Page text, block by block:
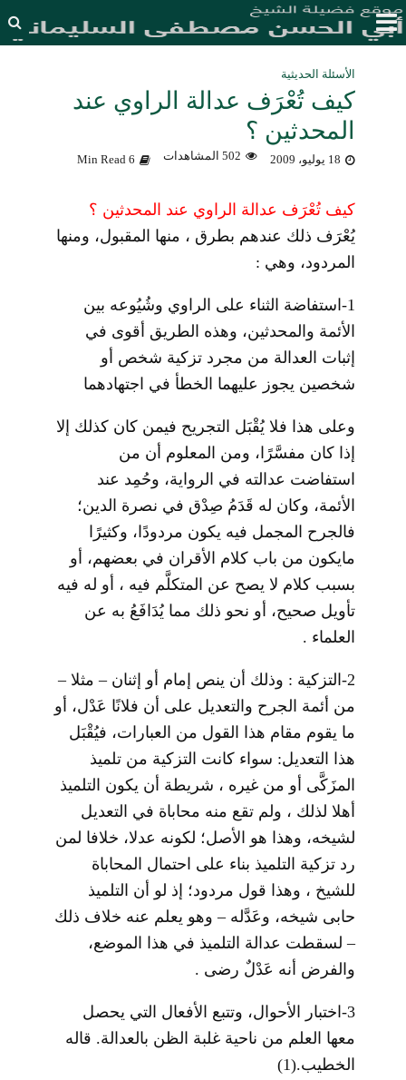
الأسئلة الحديثية
كيف تُعْرَف عدالة الراوي عند
المحدثين ؟
18 يوليو، 2009 502 المشاهدات 6 Min Read
كيف تُعْرَف عدالة الراوي عند المحدثين ؟
يُعْرَف ذلك عندهم بطرق ، منها المقبول، ومنها
المردود، وهي :
1-استفاضة الثناء على الراوي وشُيُوعه بين
الأئمة والمحدثين، وهذه الطريق أقوى في
إثبات العدالة من مجرد تزكية شخص أو
شخصين يجوز عليهما الخطأ في اجتهادهما
وعلى هذا فلا يُقْبَل التجريح فيمن كان كذلك إلا
إذا كان مفسَّرًا، ومن المعلوم أن من
استفاضت عدالته في الرواية، وحُمِد عند
الأئمة، وكان له قَدَمُ صِدْق في نصرة الدين؛
فالجرح المجمل فيه يكون مردودًا، وكثيرًا
مايكون من باب كلام الأقران في بعضهم، أو
بسبب كلام لا يصح عن المتكلَّم فيه ، أو له فيه
تأويل صحيح، أو نحو ذلك مما يُدَافَعُ به عن
العلماء .
2-التزكية : وذلك أن ينص إمام أو إثنان – مثلا –
من أئمة الجرح والتعديل على أن فلانًا عَدْل، أو
ما يقوم مقام هذا القول من العبارات، فيُقْبَل
هذا التعديل: سواء كانت التزكية من تلميذ
المزَكَّى أو من غيره ، شريطة أن يكون التلميذ
أهلا لذلك ، ولم تقع منه محاباة في التعديل
لشيخه، وهذا هو الأصل؛ لكونه عدلا، خلافا لمن
رد تزكية التلميذ بناء على احتمال المحاباة
للشيخ ، وهذا قول مردود؛ إذ لو أن التلميذ
حابى شيخه، وعَدَّله – وهو يعلم عنه خلاف ذلك
– لسقطت عدالة التلميذ في هذا الموضع،
والفرض أنه عَدْلٌ رضى .
3-اختبار الأحوال، وتتبع الأفعال التي يحصل
معها العلم من ناحية غلبة الظن بالعدالة. قاله
الخطيب.(1)